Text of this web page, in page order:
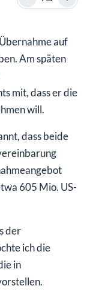
auf
Am späten
mit, dass er die
will.
dass beide
605 Mio. US-
der
ich die
in